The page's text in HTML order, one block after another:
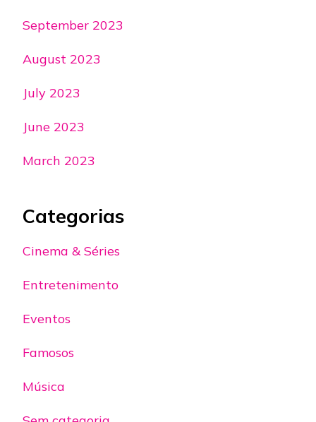
September 2023
August 2023
July 2023
June 2023
March 2023
Categorias
Cinema & Séries
Entretenimento
Eventos
Famosos
Música